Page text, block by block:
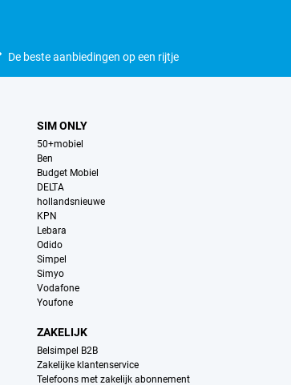
De beste aanbiedingen op een rijtje
SIM ONLY
50+mobiel
Ben
Budget Mobiel
DELTA
hollandsnieuwe
KPN
Lebara
Odido
Simpel
Simyo
Vodafone
Youfone
ZAKELIJK
Belsimpel B2B
Zakelijke klantenservice
Telefoons met zakelijk abonnement